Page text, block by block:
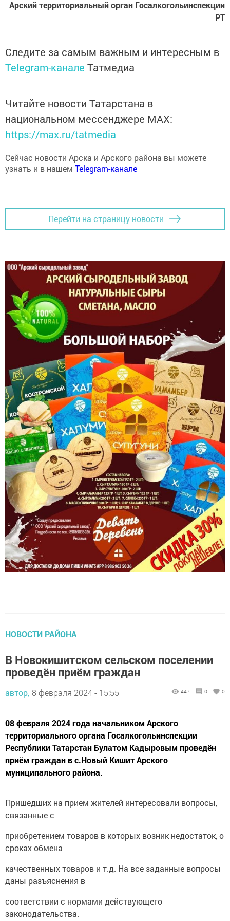
Арский территориальный орган Госалкогольинспекции
РТ
Следите за самым важным и интересным в
Telegram-канале Татмедиа
Читайте новости Татарстана в
национальном мессенджере MАХ:
https://max.ru/tatmedia
Сейчас новости Арска и Арского района вы можете
узнать и в нашем Telegram-канале
Перейти на страницу новости
НОВОСТИ РАЙОНА
В Новокишитском сельском поселении
проведён приём граждан
автор, 8 февраля 2024 - 15:55 447 0 0
08 февраля 2024 года начальником Арского
территориального органа Госалкогольинспекции
Республики Татарстан Булатом Кадыровым проведён
приём граждан в с.Новый Кишит Арского
муниципального района.
Пришедших на прием жителей интересовали вопросы,
связанные с
приобретением товаров в которых возник недостаток, о
сроках обмена
качественных товаров и т.д. На все заданные вопросы
даны разъяснения в
соответствии с нормами действующего
законодательства.